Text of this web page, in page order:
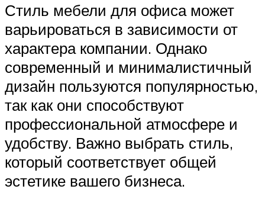
Стиль мебели для офиса может
варьироваться в зависимости от
характера компании. Однако
современный и минималистичный
дизайн пользуются популярностью,
так как они способствуют
профессиональной атмосфере и
удобству. Важно выбрать стиль,
который соответствует общей
эстетике вашего бизнеса.